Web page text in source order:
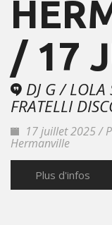
/ 17
DJ G / LOLA
FRATELLI
17 juillet 2025 /
Hermanville
Plus d'infos